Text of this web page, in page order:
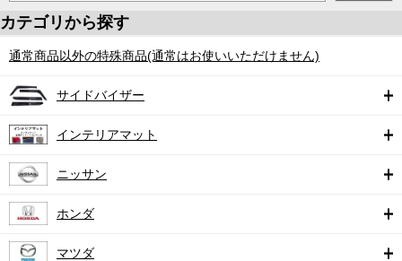
カテゴリから探す
通常商品以外の特殊商品(通常はお使いいただけません)
サイドバイザー
インテリアマット
ニッサン
ホンダ
マツダ